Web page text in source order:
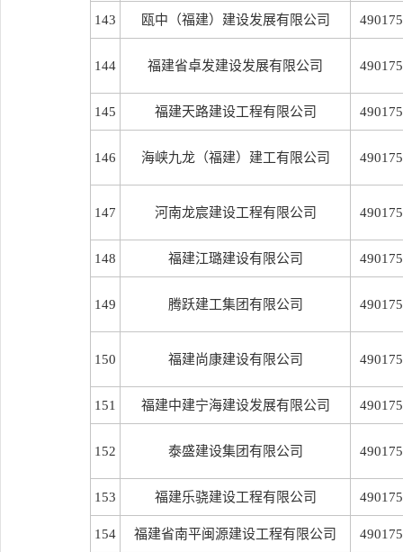
143 瓯中（福建）建设发展有限公司
144 福建省卓发建设发展有限公司
145 福建天路建设工程有限公司
146 海峡九龙（福建）建工有限公司
147 河南龙宸建设工程有限公司
148 福建江璐建设有限公司
149 腾跃建工集团有限公司
150 福建尚康建设有限公司
151 福建中建宁海建设发展有限公司
152 泰盛建设集团有限公司
153 福建乐骁建设工程有限公司
154 福建省南平闽源建设工程有限公司